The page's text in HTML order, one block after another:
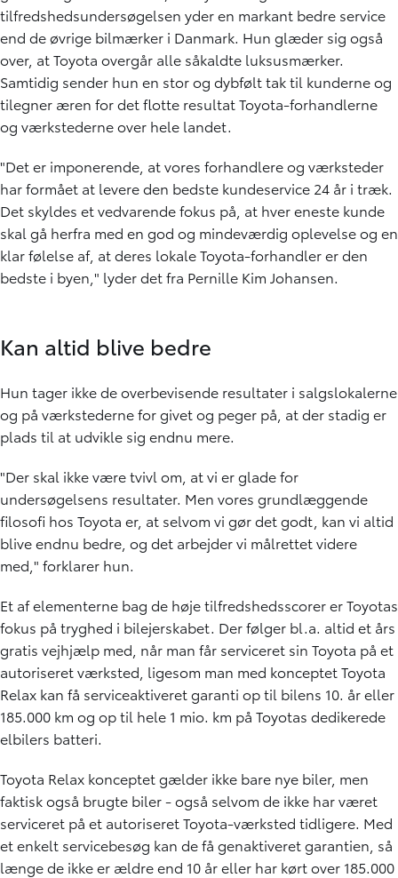
tilfredshedsundersøgelsen yder en markant bedre service
end de øvrige bilmærker i Danmark. Hun glæder sig også
over, at Toyota overgår alle såkaldte luksusmærker.
Samtidig sender hun en stor og dybfølt tak til kunderne og
tilegner æren for det flotte resultat Toyota-forhandlerne
og værkstederne over hele landet.
"Det er imponerende, at vores forhandlere og værksteder
har formået at levere den bedste kundeservice 24 år i træk.
Det skyldes et vedvarende fokus på, at hver eneste kunde
skal gå herfra med en god og mindeværdig oplevelse og en
klar følelse af, at deres lokale Toyota-forhandler er den
bedste i byen," lyder det fra Pernille Kim Johansen.
Kan altid blive bedre
Hun tager ikke de overbevisende resultater i salgslokalerne
og på værkstederne for givet og peger på, at der stadig er
plads til at udvikle sig endnu mere.
"Der skal ikke være tvivl om, at vi er glade for
undersøgelsens resultater. Men vores grundlæggende
filosofi hos Toyota er, at selvom vi gør det godt, kan vi altid
blive endnu bedre, og det arbejder vi målrettet videre
med," forklarer hun.
Et af elementerne bag de høje tilfredshedsscorer er Toyotas
fokus på tryghed i bilejerskabet. Der følger bl.a. altid et års
gratis vejhjælp med, når man får serviceret sin Toyota på et
autoriseret værksted, ligesom man med konceptet Toyota
Relax kan få serviceaktiveret garanti op til bilens 10. år eller
185.000 km og op til hele 1 mio. km på Toyotas dedikerede
elbilers batteri.
Toyota Relax konceptet gælder ikke bare nye biler, men
faktisk også brugte biler - også selvom de ikke har været
serviceret på et autoriseret Toyota-værksted tidligere. Med
et enkelt servicebesøg kan de få genaktiveret garantien, så
længe de ikke er ældre end 10 år eller har kørt over 185.000